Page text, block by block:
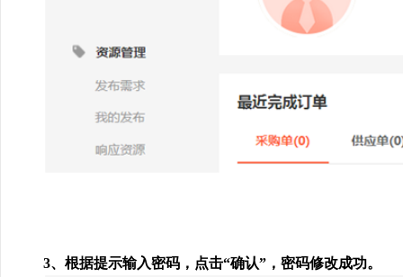
3、根据提示输入密码，点击“确认”，密码修改成功。